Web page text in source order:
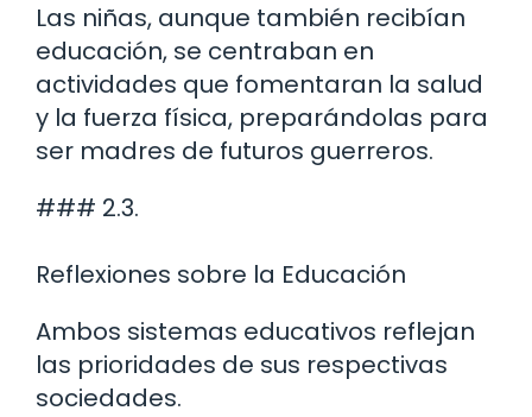
Las niñas, aunque también recibían
educación, se centraban en
actividades que fomentaran la salud
y la fuerza física, preparándolas para
ser madres de futuros guerreros.
### 2.3.
Reflexiones sobre la Educación
Ambos sistemas educativos reflejan
las prioridades de sus respectivas
sociedades.